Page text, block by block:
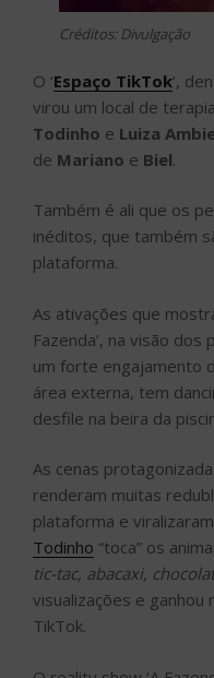
Créditos: Divulgação
O ‘Espaço TikTok‘,
virou um local de
Todinho e Luiza
de Mariano e Biel.
Também é ali que os
inéditos, que também
plataforma.
As ativações que
Fazenda’, na visão
um forte engajamento
área externa, tem
desfile na beira da
As cenas
renderam muitas
plataforma e
Todinho “toca” os
tic-tac, abacaxi,
visualizações e
TikTok.